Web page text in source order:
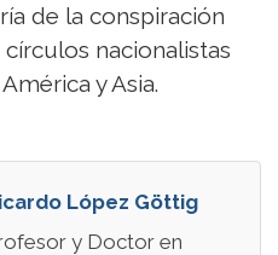
de la conspiración
nacionalistas
y Asia.
López Göttig
y Doctor en